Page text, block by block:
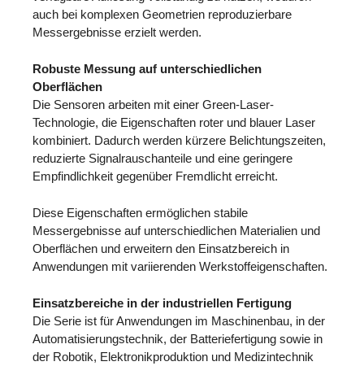
auch bei komplexen Geometrien reproduzierbare
Messergebnisse erzielt werden.
Robuste Messung auf unterschiedlichen
Oberflächen
Die Sensoren arbeiten mit einer Green-Laser-
Technologie, die Eigenschaften roter und blauer Laser
kombiniert. Dadurch werden kürzere Belichtungszeiten,
reduzierte Signalrauschanteile und eine geringere
Empfindlichkeit gegenüber Fremdlicht erreicht.
Diese Eigenschaften ermöglichen stabile
Messergebnisse auf unterschiedlichen Materialien und
Oberflächen und erweitern den Einsatzbereich in
Anwendungen mit variierenden Werkstoffeigenschaften.
Einsatzbereiche in der industriellen Fertigung
Die Serie ist für Anwendungen im Maschinenbau, in der
Automatisierungstechnik, der Batteriefertigung sowie in
der Robotik, Elektronikproduktion und Medizintechnik